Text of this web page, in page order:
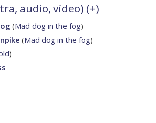
audio, vídeo) (+)
(Mad dog in the fog)
(Mad dog in the fog)
)